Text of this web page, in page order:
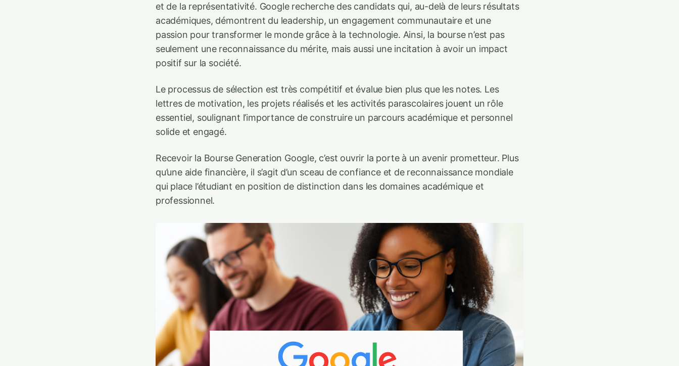
et de la représentativité. Google recherche des candidats qui, au-delà de leurs résultats
académiques, démontrent du leadership, un engagement communautaire et une
passion pour transformer le monde grâce à la technologie. Ainsi, la bourse n’est pas
seulement une reconnaissance du mérite, mais aussi une incitation à avoir un impact
positif sur la société.
Le processus de sélection est très compétitif et évalue bien plus que les notes. Les
lettres de motivation, les projets réalisés et les activités parascolaires jouent un rôle
essentiel, soulignant l’importance de construire un parcours académique et personnel
solide et engagé.
Recevoir la Bourse Generation Google, c’est ouvrir la porte à un avenir prometteur. Plus
qu’une aide financière, il s’agit d’un sceau de confiance et de reconnaissance mondiale
qui place l’étudiant en position de distinction dans les domaines académique et
professionnel.